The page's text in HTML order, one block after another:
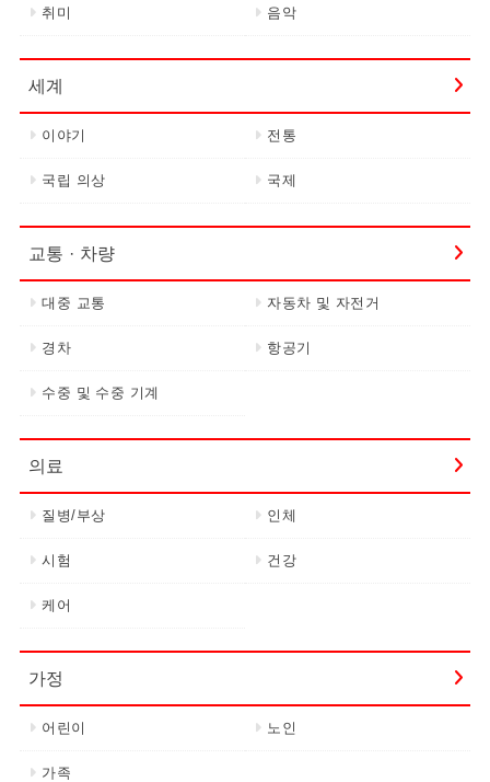
취미 음악
세계
이야기 전통
국립 의상 국제
교통 · 차량
대중 교통 자동차 및 자전거
경차 항공기
수중 및 수중 기계
의료
질병/부상 인체
시험 건강
케어
가정
어린이 노인
가족